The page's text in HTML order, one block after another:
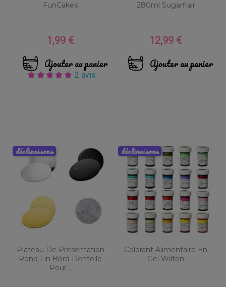
FunCakes
Prix
1,99 €
Ajouter au panier
2 avis
280ml Sugarflair
Prix
12,99 €
Ajouter au panier
Plateau De Présentation
Rond Fin Bord Dentelle
Pour...
déclinaisons
Colorant Alimentaire En
Gel Wilton
déclinaisons